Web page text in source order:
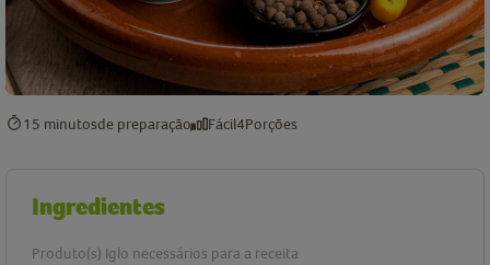
15 minutosde preparação Fácil4Porções
Ingredientes
Produto(s) Iglo necessários para a receita